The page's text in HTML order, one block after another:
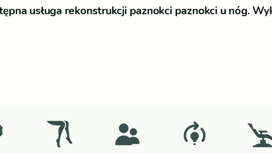
usługa rekonstrukcji paznokci paznokci u nóg.